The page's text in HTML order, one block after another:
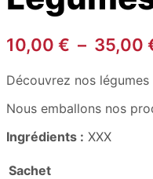
10,00 € – 35,00
Découvrez nos
Nous emballons nos
Ingrédients : XXX
Sachet